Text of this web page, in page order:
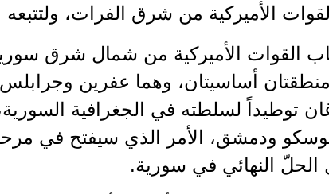
الأميركية من شرق الفرات، ولتتبعه
القوات الأميركية من شمال شرق
أساسيتان، وهما عفرين
توطيداً لسلطته في الجغرافية
ودمشق، الأمر الذي سيفتح في مرحلة
الحلّ النهائي في سورية.